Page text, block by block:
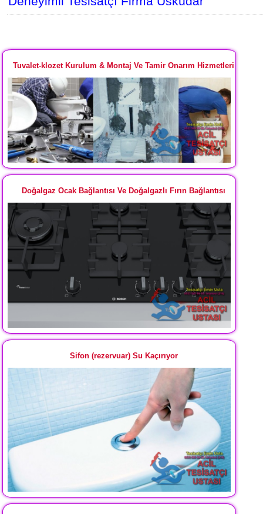
Tuvalet-klozet Kurulum & Montaj Ve Tamir Onarım Hizmetleri
Doğalgaz Ocak Bağlantısı Ve Doğalgazlı Fırın Bağlantısı
Sifon (rezervuar) Su Kaçırıyor